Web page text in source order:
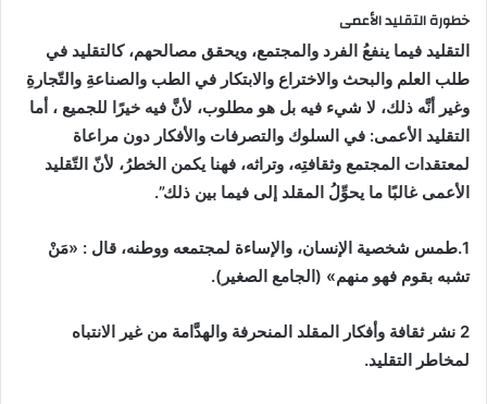
خطورة التقليد الأعمى
التقليد فيما ينفعُ الفرد والمجتمع، ويحقق مصالحهم، كالتقليد في
طلب العلم والبحث والاختراع والابتكار في الطب والصناعةِ والتّجارةِ
وغير أنَّه ذلك، لا شيء فيه بل هو مطلوب، لأنَّ فيه خيرًا للجميع ، أما
التقليد الأعمى: في السلوك والتصرفات والأفكار دون مراعاة
لمعتقدات المجتمع وثقافتِه، وتراثه، فهنا يكمن الخطرُ، لأنّ التّقليد
الأعمى غالبًا ما يحوِّلُ المقلد إلى فيما بين ذلك”.
1.طمس شخصية الإنسان، والإساءة لمجتمعه ووطنه، قال : «مَنْ
تشبه بقوم فهو منهم» (الجامع الصغير).
2 نشر ثقافة وأفكار المقلد المنحرفة والهدَّامة من غير الانتباه
لمخاطر التقليد.